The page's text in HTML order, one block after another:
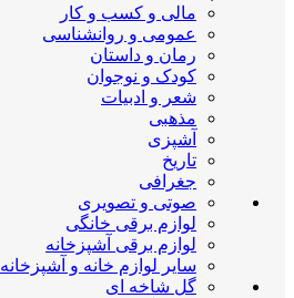
مالی و کسب و کار
عمومی و روانشناسی
رمان و داستان
کودک و نوجوان
شعر و ادبیات
مذهبی
آشپزی
تاریخ
جغرافی
صوتی و تصویری
لوازم برقی خانگی
لوازم برقی آشپزخانه
سایر لوازم خانه و آشپزخانه
گل شاخه ای